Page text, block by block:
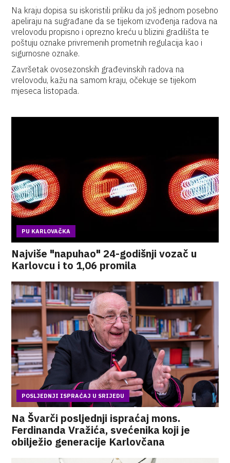
Na kraju dopisa su iskoristili priliku da još jednom posebno
apeliraju na sugrađane da se tijekom izvođenja radova na
vrelovodu propisno i oprezno kreću u blizini gradilišta te
poštuju oznake privremenih prometnih regulacija kao i
sigurnosne oznake.
Završetak ovosezonskih građevinskih radova na
vrelovodu, kažu na samom kraju, očekuje se tijekom
mjeseca listopada.
PU KARLOVAČKA
Najviše "napuhao" 24-godišnji vozač u
Karlovcu i to 1,06 promila
POSLJEDNJI ISPRAĆAJ U SRIJEDU
Na Švarči posljednji ispraćaj mons.
Ferdinanda Vražića, svećenika koji je
obilježio generacije Karlovčana